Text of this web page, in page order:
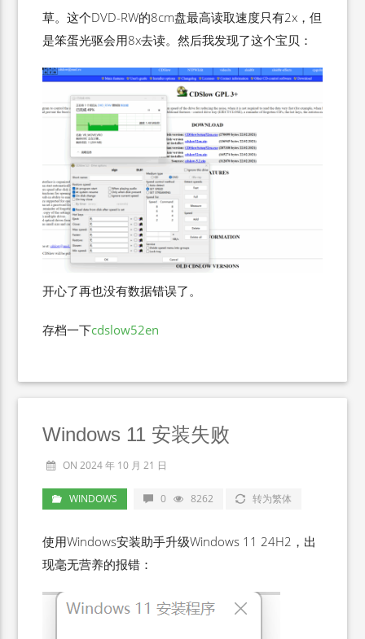
草。这个DVD-RW的8cm盘最高读取速度只有2x，但
是笨蛋光驱会用8x去读。然后我发现了这个宝贝：
开心了再也没有数据错误了。
存档一下cdslow52en
Windows 11 安装失败
ON 2024 年 10 月 21 日
WINDOWS 0 8262 转为繁体
使用Windows安装助手升级Windows 11 24H2，出
现毫无营养的报错：